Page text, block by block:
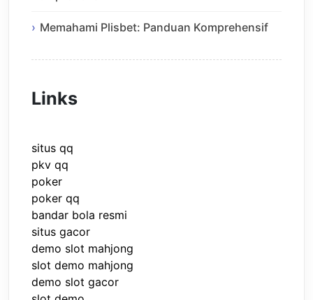
Memahami Plisbet: Panduan Komprehensif
Links
situs qq
pkv qq
poker
poker qq
bandar bola resmi
situs gacor
demo slot mahjong
slot demo mahjong
demo slot gacor